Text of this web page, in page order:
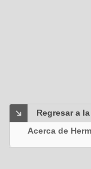
Regresar a
Acerca de